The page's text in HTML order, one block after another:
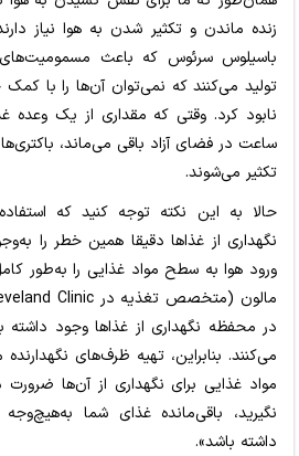
زنده ماندن و تکثیر شدن به هوا نیاز
باسیلوس سرئوس که باعث
تولید می‌کنند که نمی‌توان آن‌ها را با کمک
ساعت در فضای آزاد باقی می‌ماند،
تکثیر می‌شوند.
حالا به این نکته توجه کنید که
نگهداری از غذاها دقیقا همین خطر را
ورود هوا به سطح مواد غذایی را به‌طور
در محفظه نگهداری از غذاها وجود داشته
می‌کنند. بنابراین، تهیه ظرف‌های
مواد غذایی برای نگهداری از آن‌ها
نگیرید، باقی‌مانده غذای شما به‌هیچ‌وجه
داشته باشد».